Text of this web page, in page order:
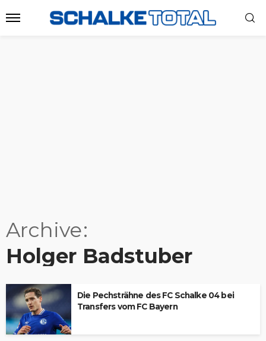
Archive
Holger Badstuber
Die Pechsträhne des FC Schalke 04 bei
Transfers vom FC Bayern